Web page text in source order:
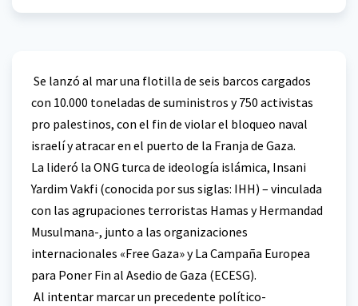
Se lanzó al mar una flotilla de seis barcos cargados
con 10.000 toneladas de suministros y 750 activistas
pro palestinos, con el fin de violar el bloqueo naval
israelí y atracar en el puerto de la Franja de Gaza.
La lideró la ONG turca de ideología islámica, Insani
Yardim Vakfi (conocida por sus siglas: IHH) – vinculada
con las agrupaciones terroristas Hamas y Hermandad
Musulmana-, junto a las organizaciones
internacionales «Free Gaza» y La Campaña Europea
para Poner Fin al Asedio de Gaza (ECESG).
Al intentar marcar un precedente político-